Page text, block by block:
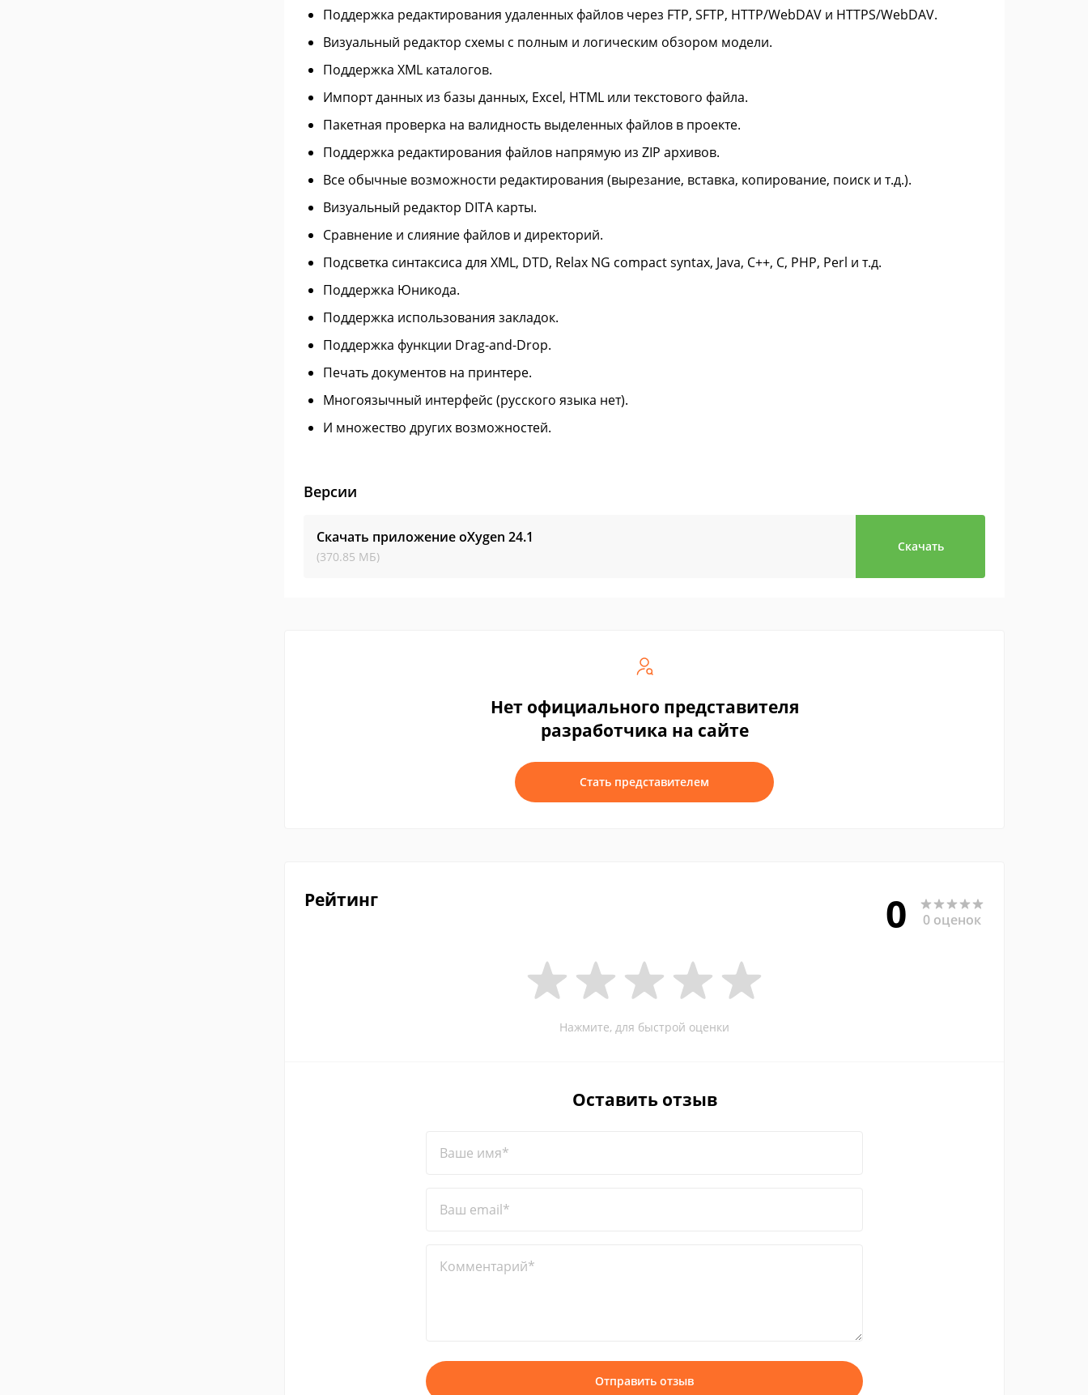
Поддержка редактирования удаленных файлов через FTP, SFTP, HTTP/WebDAV и HTTPS/WebDAV.
Визуальный редактор схемы с полным и логическим обзором модели.
Поддержка XML каталогов.
Импорт данных из базы данных, Excel, HTML или текстового файла.
Пакетная проверка на валидность выделенных файлов в проекте.
Поддержка редактирования файлов напрямую из ZIP архивов.
Все обычные возможности редактирования (вырезание, вставка, копирование, поиск и т.д.).
Визуальный редактор DITA карты.
Сравнение и слияние файлов и директорий.
Подсветка синтаксиса для XML, DTD, Relax NG compact syntax, Java, C++, C, PHP, Perl и т.д.
Поддержка Юникода.
Поддержка использования закладок.
Поддержка функции Drag-and-Drop.
Печать документов на принтере.
Многоязычный интерфейс (русского языка нет).
И множество других возможностей.
Версии
Скачать приложение oXygen 24.1
(370.85 МБ)
Скачать
Нет официального представителя
разработчика на сайте
Стать представителем
Рейтинг 0 0 оценок
Нажмите, для быстрой оценки
Оставить отзыв
Ваше имя*
Ваш email*
Комментарий*
Отправить отзыв